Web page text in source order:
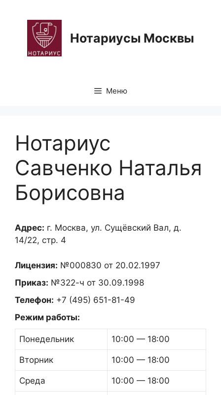
содержимому
Нотариусы Москвы
Меню
Нотариус
Савченко Наталья
Борисовна
Адрес: г. Москва, ул. Сущёвский Вал, д.
14/22, стр. 4
Лицензия: №000830 от 20.02.1997
Приказ: №322-ч от 30.09.1998
Телефон: +7 (495) 651-81-49
Режим работы:
Понедельник 10:00 — 18:00
Вторник 10:00 — 18:00
Среда 10:00 — 18:00